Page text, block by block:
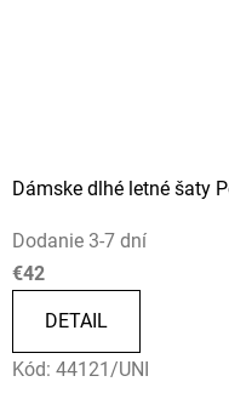
Dámske dlhé letné šaty
Dodanie 3-7 dní
€42
DETAIL
Kód: 44121/UNI